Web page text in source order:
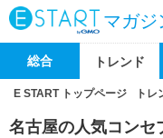
マガジ
総合 トレンド
E START トップページ トレ
名古屋の人気コンセ